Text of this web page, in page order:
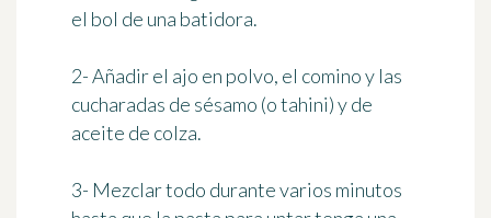
el bol de una batidora.
2- Añadir el ajo en polvo, el comino y las
cucharadas de sésamo (o tahini) y de
aceite de colza.
3- Mezclar todo durante varios minutos